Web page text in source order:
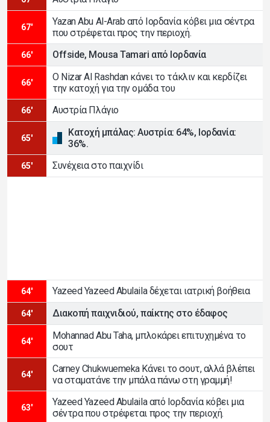
67'
Yazan Abu Al-Arab από Ιορδανία κόβει μια σέντρα
που στρέφεται προς την περιοχή.
66' Offside, Mousa Tamari από Ιορδανία
66'
Ο Nizar Al Rashdan κάνει το τάκλιν και κερδίζει
την κατοχή για την ομάδα του
66' Αυστρία Πλάγιο
65'
Κατοχή μπάλας: Αυστρία: 64%, Ιορδανία:
36%.
65' Συνέχεια στο παιχνίδι
64' Yazeed Yazeed Abulaila δέχεται ιατρική βοήθεια
64' Διακοπή παιχνιδιού, παίκτης στο έδαφος
64'
Mohannad Abu Taha, μπλοκάρει επιτυχημένα το
σουτ
64'
Carney Chukwuemeka Κάνει το σουτ, αλλά βλέπει
να σταματάνε την μπάλα πάνω στη γραμμή!
63'
Yazeed Yazeed Abulaila από Ιορδανία κόβει μια
σέντρα που στρέφεται προς την περιοχή.